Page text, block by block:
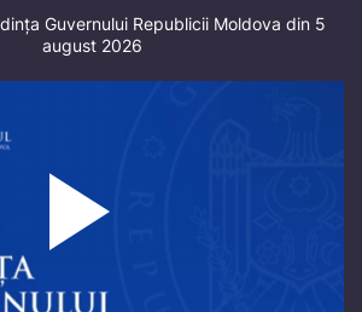
Guvernului Republicii Moldova din 5
august 2026